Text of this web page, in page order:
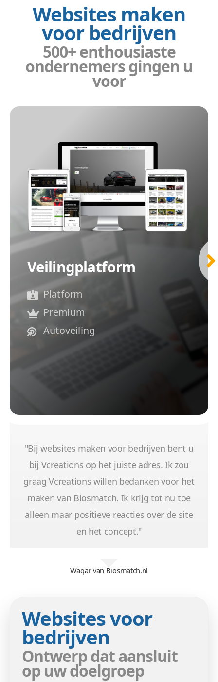
Websites maken
voor bedrijven
500+ enthousiaste
ondernemers gingen u
voor
Veilingplatform
Platform
Premium
Autoveiling
"Bij websites maken voor bedrijven bent u
bij Vcreations op het juiste adres. Ik zou
graag Vcreations willen bedanken voor het
maken van Biosmatch. Ik krijg tot nu toe
alleen maar positieve reacties over de site
en het concept."
Waqar van Biosmatch.nl
Websites voor
bedrijven
Ontwerp dat aansluit
op uw doelgroep